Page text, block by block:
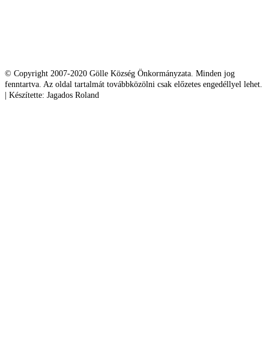
© Copyright 2007-2020 Gölle Község Önkormányzata. Minden jog
fenntartva. Az oldal tartalmát továbbközölni csak előzetes engedéllyel lehet.
| Készítette: Jagados Roland